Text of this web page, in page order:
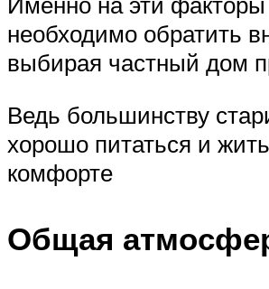
необходимо обратить
выбирая частный дом
Ведь большинству
хорошо питаться и
комфорте
Общая